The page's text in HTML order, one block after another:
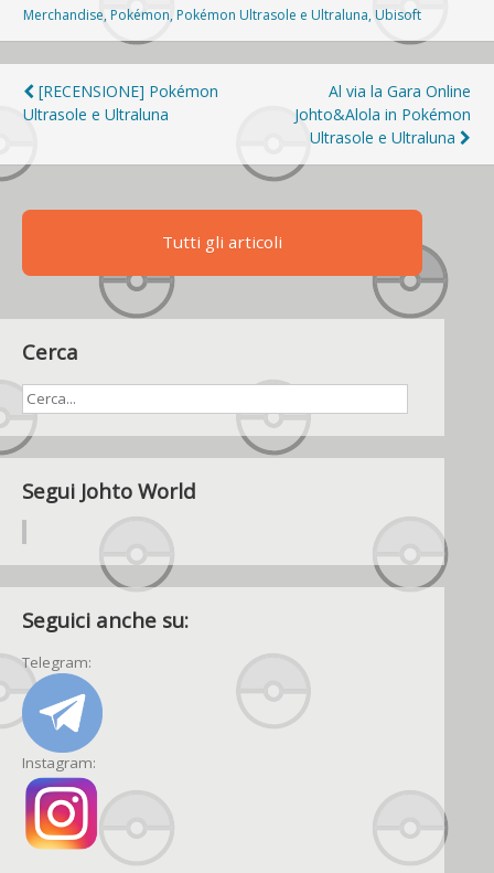
Merchandise, Pokémon, Pokémon Ultrasole e Ultraluna, Ubisoft
Navigazione
articoli
[RECENSIONE] Pokémon
Ultrasole e Ultraluna
Al via la Gara Online
Johto&Alola in Pokémon
Ultrasole e Ultraluna
Tutti gli articoli
Cerca
Segui Johto World
Seguici anche su:
Telegram:
Instagram: